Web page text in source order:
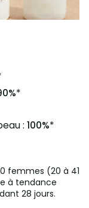
*
: 100%*
femmes (20 à 41
à tendance
28 jours.​